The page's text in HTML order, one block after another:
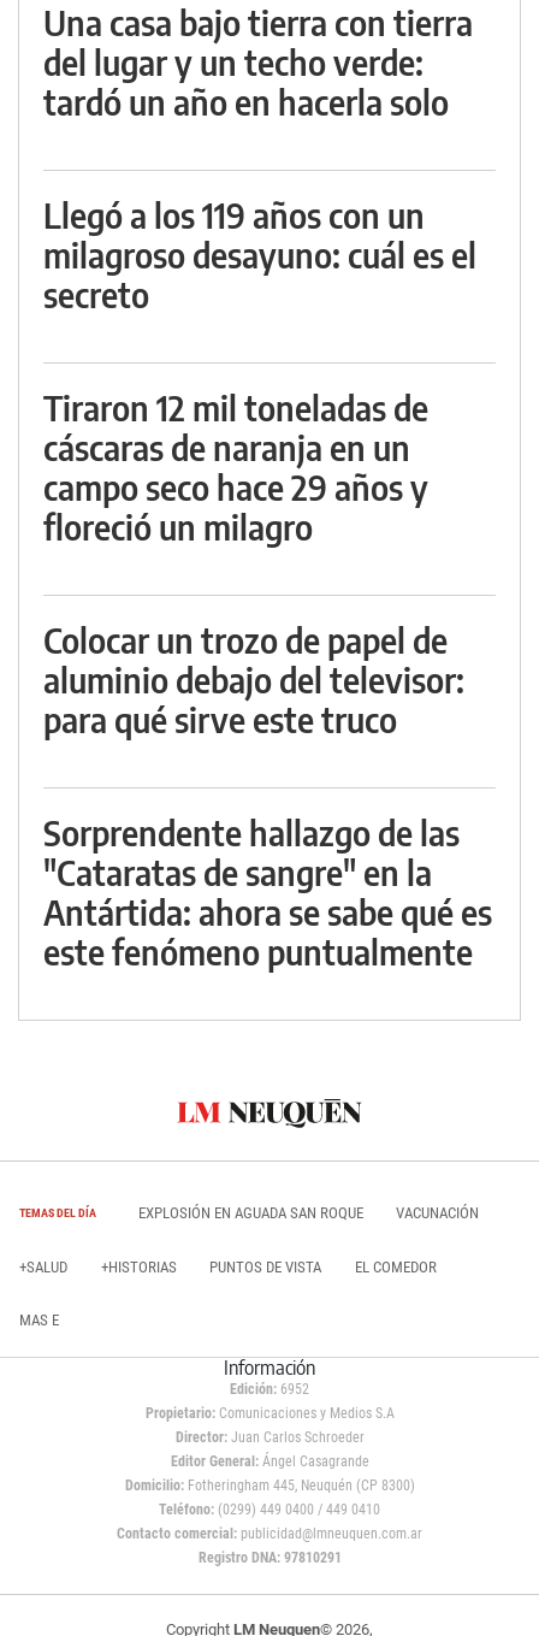
Una casa bajo tierra con tierra
del lugar y un techo verde:
tardó un año en hacerla solo
Llegó a los 119 años con un
milagroso desayuno: cuál es el
secreto
Tiraron 12 mil toneladas de
cáscaras de naranja en un
campo seco hace 29 años y
floreció un milagro
Colocar un trozo de papel de
aluminio debajo del televisor:
para qué sirve este truco
Sorprendente hallazgo de las
"Cataratas de sangre" en la
Antártida: ahora se sabe qué es
este fenómeno puntualmente
TEMAS DEL DÍA EXPLOSIÓN EN AGUADA SAN ROQUE VACUNACIÓN
+SALUD +HISTORIAS PUNTOS DE VISTA EL COMEDOR
MAS E
Información
Edición: 6952
Propietario:Comunicaciones y Medios S.A
Director: Juan Carlos Schroeder
Editor General:Ángel Casagrande
Domicilio:Fotheringham 445, Neuquén (CP 8300)
Teléfono: (0299) 449 0400 / 449 0410
Contacto comercial: publicidad@lmneuquen.com.ar
Registro DNA: 97810291
Copyright LM Neuquen© 2026,